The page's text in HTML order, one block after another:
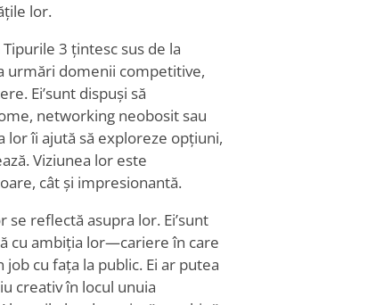
lor.
3 țintesc sus de la
urmări domenii competitive,
Ei’sunt dispuși să
networking neobosit sau
lor îi ajută să exploreze opțiuni,
Viziunea lor este
cât și impresionantă.
se reflectă asupra lor. Ei’sunt
cu ambiția lor—cariere în care
cu fața la public. Ei ar putea
creativ în locul unuia